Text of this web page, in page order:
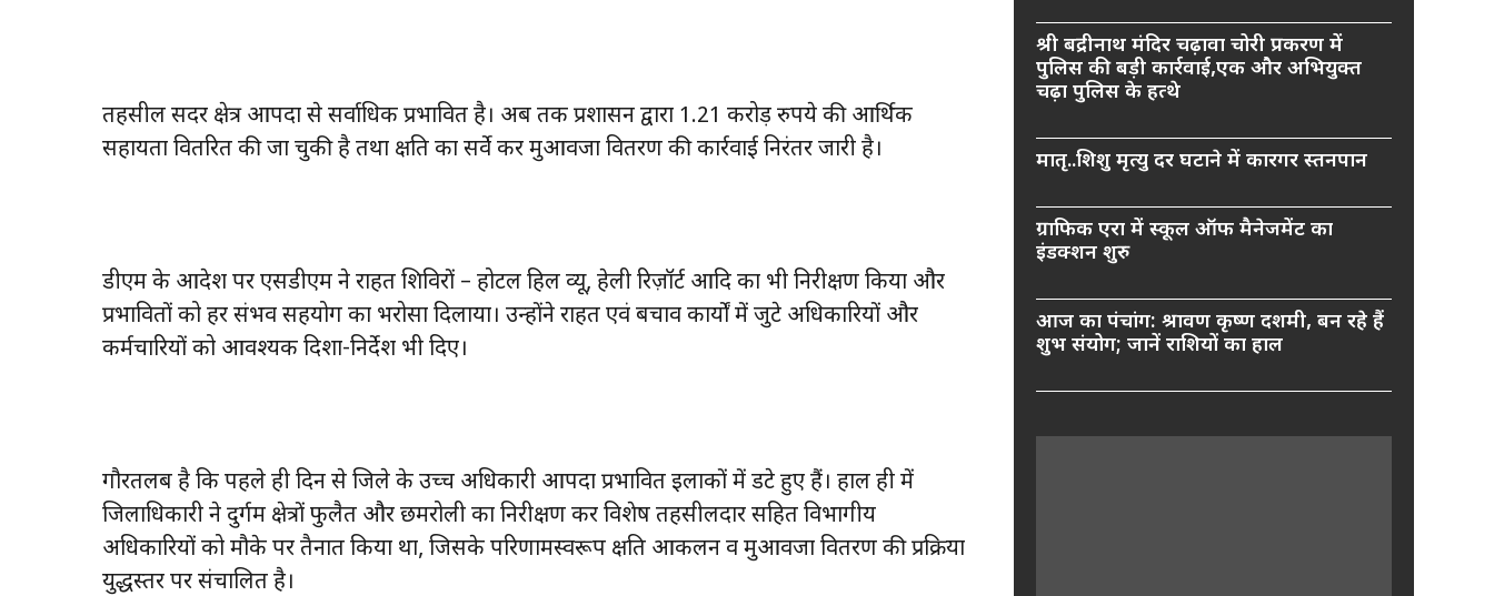
तहसील सदर क्षेत्र आपदा से सर्वाधिक प्रभावित है। अब तक प्रशासन द्वारा 1.21 करोड़ रुपये की आर्थिक
सहायता वितरित की जा चुकी है तथा क्षति का सर्वे कर मुआवजा वितरण की कार्रवाई निरंतर जारी है।
डीएम के आदेश पर एसडीएम ने राहत शिविरों – होटल हिल व्यू, हेली रिज़ॉर्ट आदि का भी निरीक्षण किया और
प्रभावितों को हर संभव सहयोग का भरोसा दिलाया। उन्होंने राहत एवं बचाव कार्यों में जुटे अधिकारियों और
कर्मचारियों को आवश्यक दिशा-निर्देश भी दिए।
गौरतलब है कि पहले ही दिन से जिले के उच्च अधिकारी आपदा प्रभावित इलाकों में डटे हुए हैं। हाल ही में
जिलाधिकारी ने दुर्गम क्षेत्रों फुलैत और छमरोली का निरीक्षण कर विशेष तहसीलदार सहित विभागीय
अधिकारियों को मौके पर तैनात किया था, जिसके परिणामस्वरूप क्षति आकलन व मुआवजा वितरण की प्रक्रिया
युद्धस्तर पर संचालित है।
श्री बद्रीनाथ मंदिर चढ़ावा चोरी प्रकरण में
पुलिस की बड़ी कार्रवाई,एक और अभियुक्त
चढ़ा पुलिस के हत्थे
मातृ..शिशु मृत्यु दर घटाने में कारगर स्तनपान
ग्राफिक एरा में स्कूल ऑफ मैनेजमेंट का
इंडक्शन शुरु
आज का पंचांग: श्रावण कृष्ण दशमी, बन रहे हैं
शुभ संयोग; जानें राशियों का हाल